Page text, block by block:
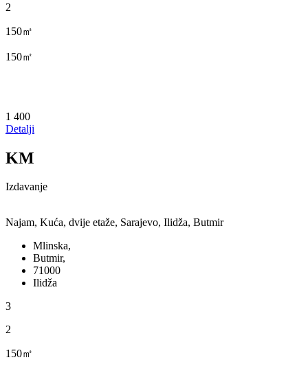
2
150㎡
150㎡
1 400
Detalji
KM
Izdavanje
Najam, Kuća, dvije etaže, Sarajevo, Ilidža, Butmir
Mlinska,
Butmir,
71000
Ilidža
3
2
150㎡